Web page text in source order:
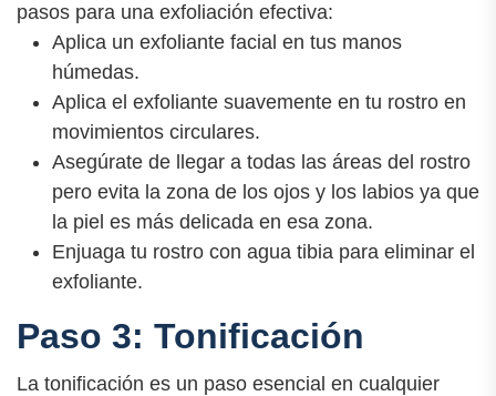
pasos para una exfoliación efectiva:
Aplica un exfoliante facial en tus manos
húmedas.
Aplica el exfoliante suavemente en tu rostro en
movimientos circulares.
Asegúrate de llegar a todas las áreas del rostro
pero evita la zona de los ojos y los labios ya que
la piel es más delicada en esa zona.
Enjuaga tu rostro con agua tibia para eliminar el
exfoliante.
Paso 3: Tonificación
La tonificación es un paso esencial en cualquier